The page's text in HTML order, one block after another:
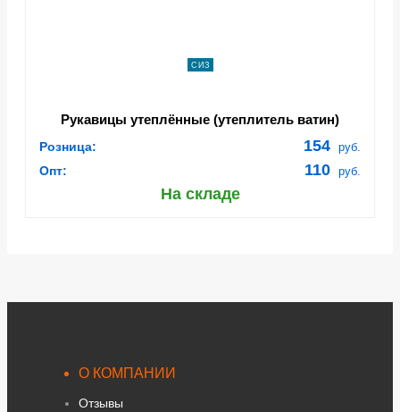
СИЗ
Рукавицы утеплённые (утеплитель ватин)
Розница: 154 руб.
Опт: 110 руб.
На складе
О КОМПАНИИ
Отзывы